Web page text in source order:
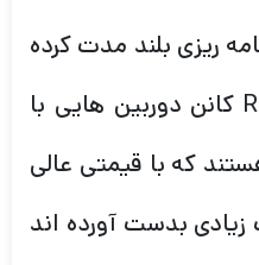
ریزی بلند مدت کرده
است. دوربین های سری R کانن دوربین هایی با
که با قیمتی عالی
زیادی بدست آورده اند